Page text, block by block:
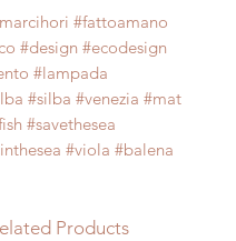
#fattoamano
#design #ecodesign
#lampada
#silba #venezia #mat
#savethesea
#viola #balena
Products